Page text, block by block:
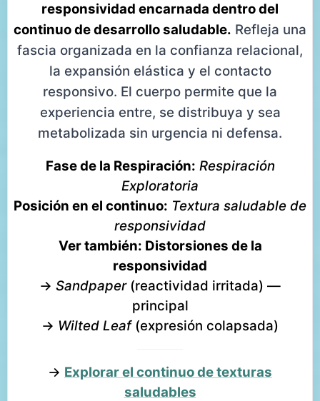
responsividad encarnada dentro del
continuo de desarrollo saludable. Refleja una
fascia organizada en la confianza relacional,
la expansión elástica y el contacto
responsivo. El cuerpo permite que la
experiencia entre, se distribuya y sea
metabolizada sin urgencia ni defensa.
Fase de la Respiración: Respiración
Exploratoria
Posición en el continuo: Textura saludable de
responsividad
Ver también: Distorsiones de la
responsividad
→ Sandpaper(reactividad irritada) —
principal
→ Wilted Leaf(expresión colapsada)
→ Explorar el continuo de texturas
saludables